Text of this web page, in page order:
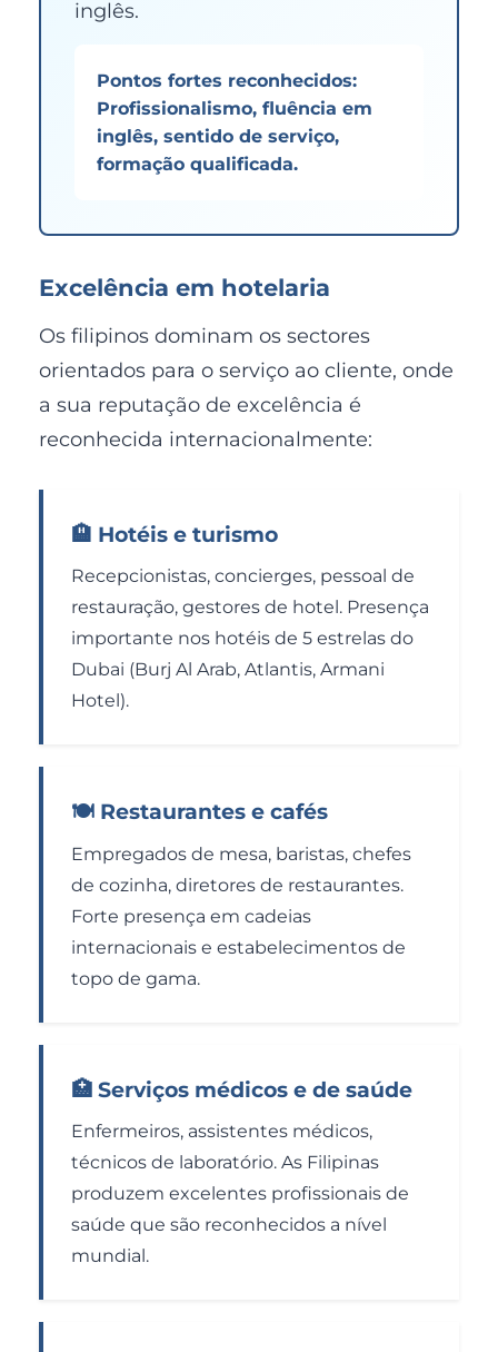
inglês.
Pontos fortes reconhecidos:
Profissionalismo, fluência em
inglês, sentido de serviço,
formação qualificada.
Excelência em hotelaria
Os filipinos dominam os sectores
orientados para o serviço ao cliente, onde
a sua reputação de excelência é
reconhecida internacionalmente:
🏨 Hotéis e turismo
Recepcionistas, concierges, pessoal de
restauração, gestores de hotel. Presença
importante nos hotéis de 5 estrelas do
Dubai (Burj Al Arab, Atlantis, Armani
Hotel).
🍽️ Restaurantes e cafés
Empregados de mesa, baristas, chefes
de cozinha, diretores de restaurantes.
Forte presença em cadeias
internacionais e estabelecimentos de
topo de gama.
🏥 Serviços médicos e de saúde
Enfermeiros, assistentes médicos,
técnicos de laboratório. As Filipinas
produzem excelentes profissionais de
saúde que são reconhecidos a nível
mundial.